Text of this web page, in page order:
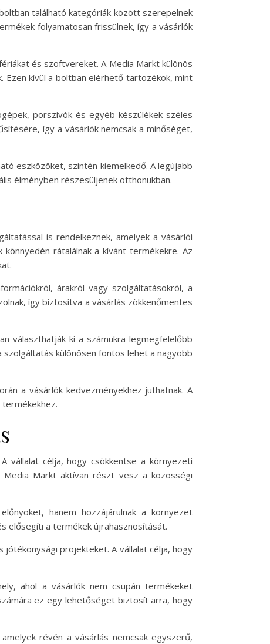
található kategóriák között szerepelnek
folyamatosan frissülnek, így a vásárlók
és szoftvereket. A Media Markt különös
kívül a boltban elérhető tartozékok, mint
porszívók és egyéb készülékek széles
így a vásárlók nemcsak a minőséget,
eszközöket, szintén kiemelkedő. A legújabb
élményben részesüljenek otthonukban.
is rendelkeznek, amelyek a vásárlói
rátalálnak a kívánt termékekre. Az
árakról vagy szolgáltatásokról, a
így biztosítva a vásárlás zökkenőmentes
választhatják ki a számukra legmegfelelőbb
különösen fontos lehet a nagyobb
a vásárlók kedvezményekhez juthatnak. A
vállalat célja, hogy csökkentse a környezeti
Markt aktívan részt vesz a közösségi
hanem hozzájárulnak a környezet
elősegíti a termékek újrahasznosítását.
projekteket. A vállalat célja, hogy
ahol a vásárlók nem csupán termékeket
ez egy lehetőséget biztosít arra, hogy
révén a vásárlás nemcsak egyszerű,